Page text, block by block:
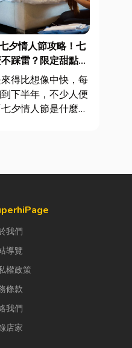
夕情人節攻略！七
踩雷？限定甜點哪
甜點推薦一次看！
得比想像中快，每
下半年，不少人便
夕情人節是什麼時
我們
導覽
權政策
條款
我們
店家